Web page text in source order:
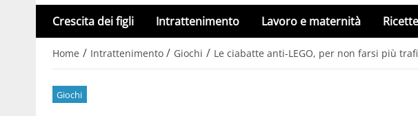
Crescita dei figli Intrattenimento Lavoro e maternità
Home / Intrattenimento / Giochi / Le ciabatte anti-LEGO, per non farsi più
Giochi